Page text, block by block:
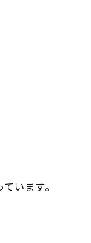
います。